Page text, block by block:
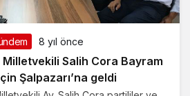
8 yıl önce
Salih Cora Bayram
Şalpazarı’na geldi